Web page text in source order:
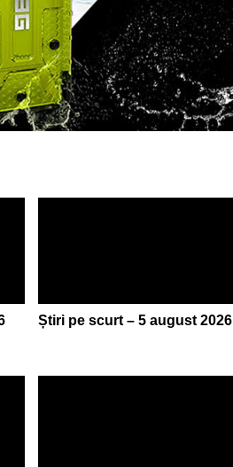
Știri pe scurt – 5 august 2026